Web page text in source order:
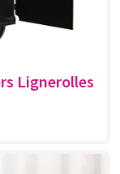
Lignerolles